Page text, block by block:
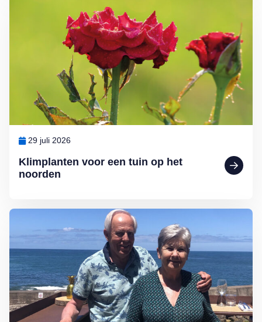
Klimplanten voor een tuin op het
noorden
29 juli 2026
Lees meer over Zó vieren Arthur en Mary vakantie: ‘Zo leer je een